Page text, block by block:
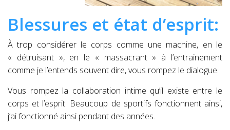
Blessures et état d’esprit:
À trop considérer le corps comme une machine, en le
« détruisant », en le « massacrant » à l’entrainement
comme je l’entends souvent dire, vous rompez le dialogue.
Vous rompez la collaboration intime qu’il existe entre le
corps et l’esprit. Beaucoup de sportifs fonctionnent ainsi,
j’ai fonctionné ainsi pendant des années.